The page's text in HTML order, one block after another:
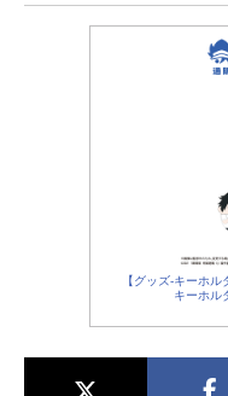
【グッズ-キーホ
キーホル